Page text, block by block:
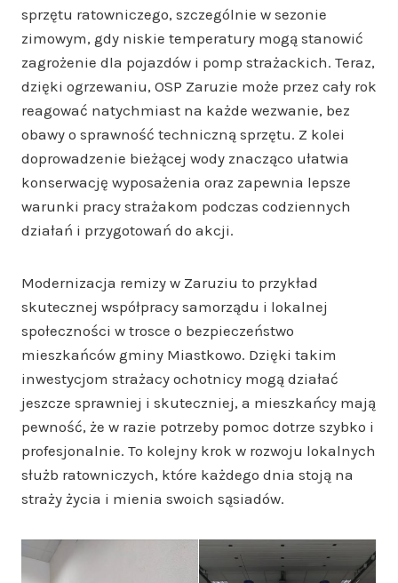
sprzętu ratowniczego, szczególnie w sezonie
zimowym, gdy niskie temperatury mogą stanowić
zagrożenie dla pojazdów i pomp strażackich. Teraz,
dzięki ogrzewaniu, OSP Zaruzie może przez cały rok
reagować natychmiast na każde wezwanie, bez
obawy o sprawność techniczną sprzętu. Z kolei
doprowadzenie bieżącej wody znacząco ułatwia
konserwację wyposażenia oraz zapewnia lepsze
warunki pracy strażakom podczas codziennych
działań i przygotowań do akcji.
Modernizacja remizy w Zaruziu to przykład
skutecznej współpracy samorządu i lokalnej
społeczności w trosce o bezpieczeństwo
mieszkańców gminy Miastkowo. Dzięki takim
inwestycjom strażacy ochotnicy mogą działać
jeszcze sprawniej i skuteczniej, a mieszkańcy mają
pewność, że w razie potrzeby pomoc dotrze szybko i
profesjonalnie. To kolejny krok w rozwoju lokalnych
służb ratowniczych, które każdego dnia stoją na
straży życia i mienia swoich sąsiadów.